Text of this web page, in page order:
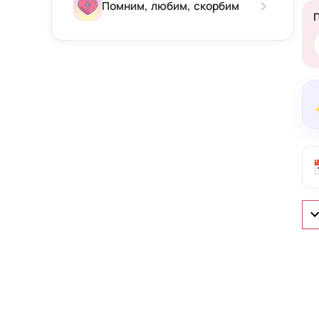
Помним, любим, скорбим